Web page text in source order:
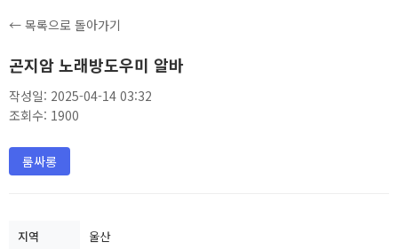
← 목록으로 돌아가기
곤지암 노래방도우미 알바
작성일: 2025-04-14 03:32
조회수: 1900
룸싸롱
지역
울산